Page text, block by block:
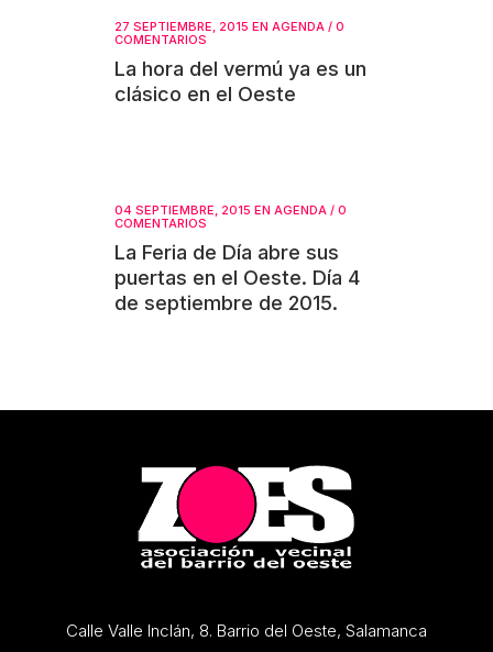
27 SEPTIEMBRE, 2015 EN AGENDA / 0
COMENTARIOS
La hora del vermú ya es un
clásico en el Oeste
04 SEPTIEMBRE, 2015 EN AGENDA / 0
COMENTARIOS
La Feria de Día abre sus
puertas en el Oeste. Día 4
de septiembre de 2015.
Calle Valle Inclán, 8. Barrio del Oeste, Salamanca